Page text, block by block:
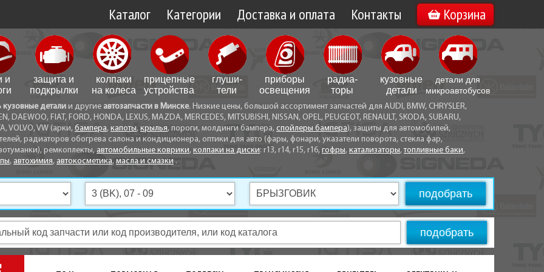
Каталог Категории Доставка и оплата
Доставка по Минску
Доставка по Беларуси
Самовывоз
Способы оплаты
Контакты
Вакансии
Корзина
и
защита и
подкрылки
колпаки
на колеса
прицепные
устройства
глуши­
тели
приборы
освещения
радиа­
торы
кузовные
детали
детали для
микро­автобусов
кузовные детали и другие автозапчасти в Минске. Низкие цены, большой ассортимент запчастей для AUDI, BMW, CHRYSLER,
DAEWOO, FIAT, FORD, HONDA, LEXUS, MAZDA, MERCEDES, MITSUBISHI, NISSAN, OPEL, PEUGEOT, RENAULT, SKODA, SUBARU,
VOLVO, VW (арки, бампера, капоты, крылья, пороги, молдинги бампера, спойлеры бампера), защиты для автомобилей,
радиаторов обогрева салона и кондиционера, оптики для авто (фары, фонари, указатели поворота, стекла фар,
ремкоплекты, автомобильные коврики, колпаки на диски: r13, r14, r15, r16, гофры, катализаторы,топливные баки,
, автохимия, автокосметика, масла и смазки .